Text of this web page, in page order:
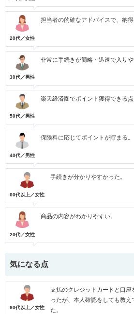
20代／女性
担当者の的確なアドバイスで、納得
30代／男性
非常に手続きが簡略・迅速で入りや
50代／男性
楽天経済圏でポイント獲得できる点
40代／男性
保険料に応じてポイントが貯まる。
60代以上／女性
手続きが分かりやすかった。
20代／女性
商品の内容がわかりやすい。
気になる点
60代以上／女性
支払のクレジットカードと口座
ったが、本人確認をしても教
た。